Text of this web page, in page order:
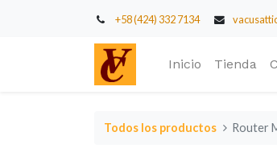
+58 (424) 332 7134
Inicio Tienda
Todos los productos Router